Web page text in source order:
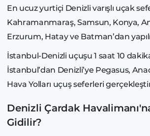
En ucuz yurtiçi Denizli varışlı uçak
Kahramanmaraş, Samsun, Konya,
Erzurum, Hatay ve Batman’dan
İstanbul-Denizli uçuşu 1 saat 10
İstanbul’dan Denizli’ye Pegasus,
Hava Yolları uçuş seferleri
Denizli Çardak
Gidilir?